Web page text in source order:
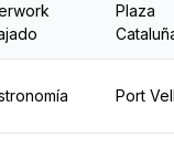
Plaza
Port Vell